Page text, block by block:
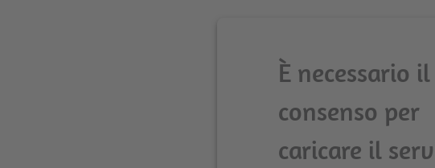
È necessario
consenso per
caricare il